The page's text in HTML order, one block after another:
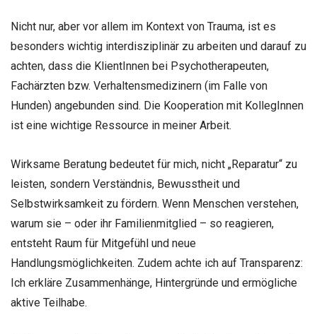
Nicht nur, aber vor allem im Kontext von Trauma, ist es
besonders wichtig interdisziplinär zu arbeiten und darauf zu
achten, dass die KlientInnen bei Psychotherapeuten,
Fachärzten bzw. Verhaltensmedizinern (im Falle von
Hunden) angebunden sind. Die Kooperation mit KollegInnen
ist eine wichtige Ressource in meiner Arbeit.
Wirksame Beratung bedeutet für mich, nicht „Reparatur“ zu
leisten, sondern Verständnis, Bewusstheit und
Selbstwirksamkeit zu fördern. Wenn Menschen verstehen,
warum sie – oder ihr Familienmitglied – so reagieren,
entsteht Raum für Mitgefühl und neue
Handlungsmöglichkeiten. Zudem achte ich auf Transparenz:
Ich erkläre Zusammenhänge, Hintergründe und ermögliche
aktive Teilhabe.